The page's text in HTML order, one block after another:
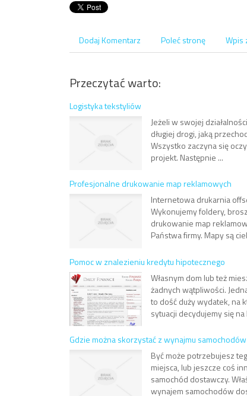
Dodaj Komentarz Poleć stronę Wpis
Przeczytać warto:
Logistyka tekstyliów
Jeżeli w swojej
długiej drogi, jaką
Wszystko zaczyna się
projekt. Następnie ...
Profesjonalne drukowanie map reklamowych
Internetowa drukarnia
Wykonujemy foldery,
drukowanie map
Państwa firmy. Mapy są
Pomoc w znalezieniu kredytu hipotecznego
Własnym dom lub też
żadnych wątpliwości.
to dość duży wydatek, na
sytuacji decydujemy się na
Gdzie można skorzystać z wynajmu
Być może potrzebujesz
miejsca, lub jeszcze coś
samochód dostawczy.
wynajem samochodów